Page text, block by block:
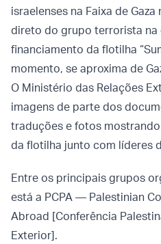
israelenses na Faixa de
direto do grupo terrorista na
financiamento da flotilha
momento, se aproxima de
O Ministério das Relações
imagens de parte dos
traduções e fotos
da flotilha junto com líderes
Entre os principais grupos
está a PCPA — Palestinian
Abroad [Conferência
Exterior].